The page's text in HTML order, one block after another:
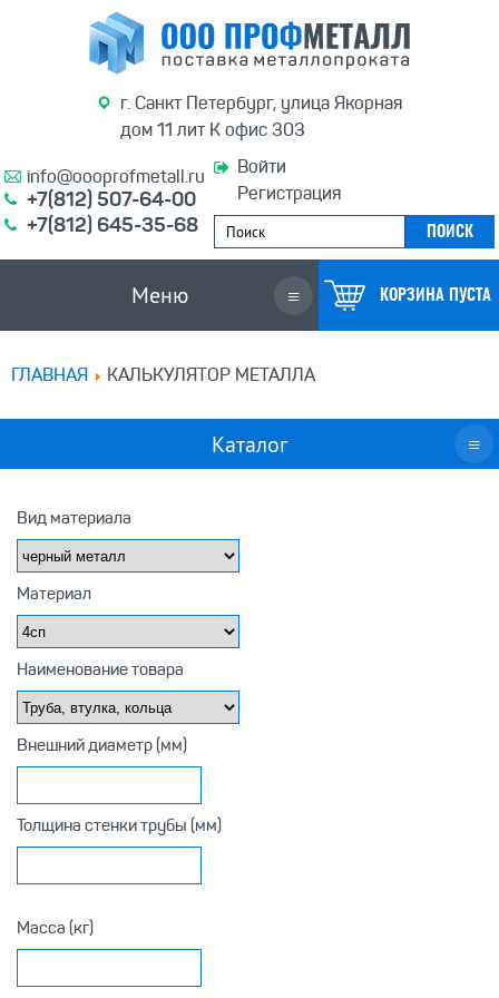
г. Санкт Петербург, улица Якорная
дом 11 лит К офис 303
info@oooprofmetall.ru
+7(812) 507-64-00
+7(812) 645-35-68
Войти
Регистрация
Меню ≡ КОРЗИНА ПУСТА
ГЛАВНАЯ КАЛЬКУЛЯТОР МЕТАЛЛА
Каталог
Вид материала
Материал
Наименование товара
Внешний диаметр (мм)
Толщина стенки трубы (мм)
Масса (кг)